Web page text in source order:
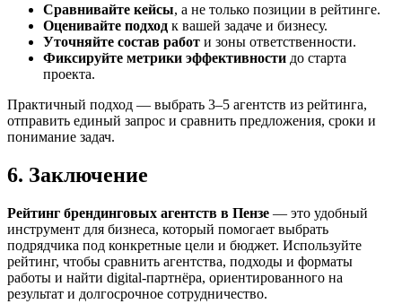
Сравнивайте кейсы, а не только позиции в рейтинге.
Оценивайте подход к вашей задаче и бизнесу.
Уточняйте состав работ и зоны ответственности.
Фиксируйте метрики эффективности до старта
проекта.
Практичный подход — выбрать 3–5 агентств из рейтинга,
отправить единый запрос и сравнить предложения, сроки и
понимание задач.
6. Заключение
Рейтинг брендинговых агентств в Пензе — это удобный
инструмент для бизнеса, который помогает выбрать
подрядчика под конкретные цели и бюджет. Используйте
рейтинг, чтобы сравнить агентства, подходы и форматы
работы и найти digital-партнёра, ориентированного на
результат и долгосрочное сотрудничество.